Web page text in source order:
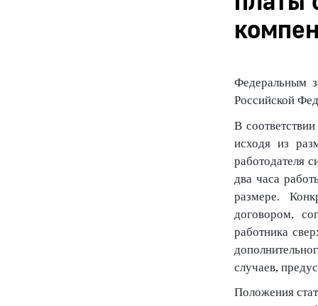
Федеральным
Российской
В
исходя из
работодателя
два часа
размере.
договором,
работника
случаев,
Положения